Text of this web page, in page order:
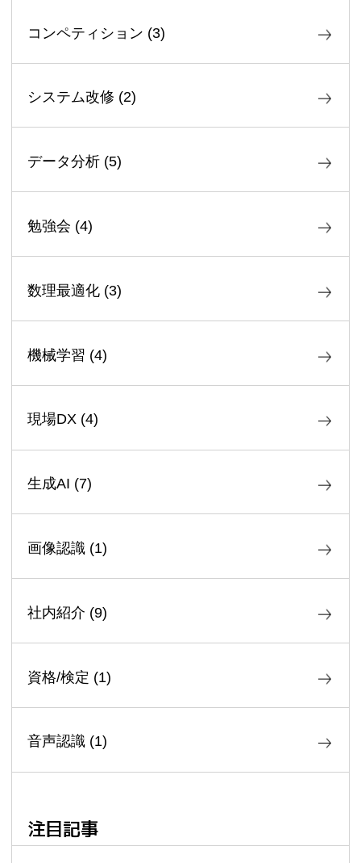
コンペティション (3)
システム改修 (2)
データ分析(5)
勉強会 (4)
数理最適化(3)
機械学習 (4)
現場DX(4)
生成AI (7)
画像認識(1)
社内紹介 (9)
資格/検定 (1)
音声認識(1)
注目記事